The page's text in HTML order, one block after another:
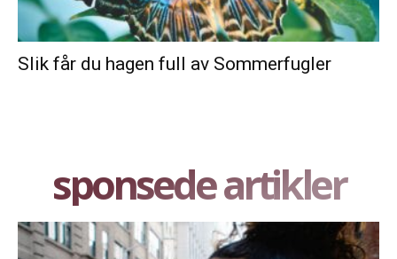
Slik får du hagen full av Sommerfugler
sponsede artikler